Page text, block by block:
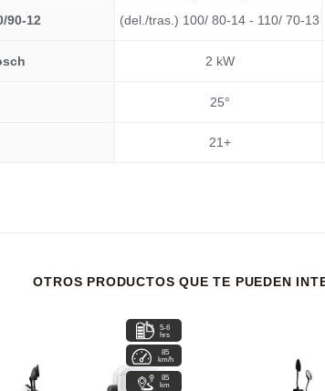
90-12
(del./tras.) 100/ 80-14 - 110/ 70-13
2 kW
25°
21+
OTROS PRODUCTOS QUE TE PUEDEN
5-6
hrs
85
km/h
85
km